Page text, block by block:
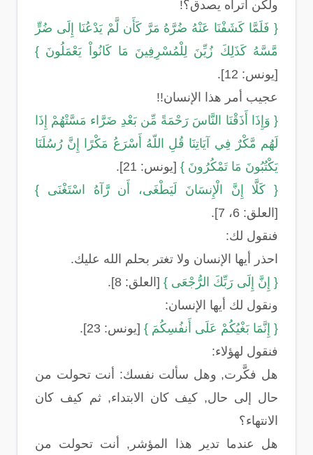
ولكن أتراه يصدق؟!
{ فَلَمَّا كَشَفْنَا عَنْهُ ضُرَّهُ مَرَّ كَأَن لَّمْ يَدْعُنَا إِلَى ضُرٍّ
مَّسَّهُ كَذَلِكَ زُيِّنَ لِلْمُسْرِفِينَ مَا كَانُواْ يَعْمَلُونَ }
[يونس: 12].
عجيب أمر هذا الإنسان!!
{ وَإِذَا أَذَقْنَا النَّاسَ رَحْمَةً مِّن بَعْدِ ضَرَّاء مَسَّتْهُمْ إِذَا
لَهُم مَّكْرٌ فِي آيَاتِنَا قُلِ اللّهُ أَسْرَعُ مَكْرًا إِنَّ رُسُلَنَا
يَكْتُبُونَ مَا تَمْكُرُونَ } [يونس: 21].
{ كَلَّا إِنَّ الْإِنسَانَ لَيَطْغَى، أَن رَّآهُ اسْتَغْنَى }
[العلق: 6، 7].
فنقول لك:
احذر أيها الإنسان ولا تغتر بحلم الله عليك.
{ إِنَّ إِلَى رَبِّكَ الرُّجْعَى } [العلق: 8].
ونقول لك أيها الإنسان:
{ إِنَّمَا بَغْيُكُمْ عَلَى أَنفُسِكُمَ } [يونس: 23].
فنقول لهؤلاء:
هل فكَّرت, وهل سألت نفسك: أنت تحولت من
حال إلى حال, كيف كان الابتداء, ثم كيف كان
الانتهاء؟
هل عندما تدير هذا المؤشر, أنت تحولت من